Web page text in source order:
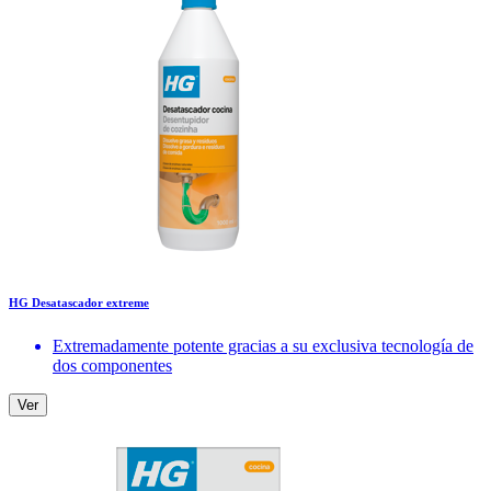
HG Desatascador extreme
Extremadamente potente gracias a su exclusiva tecnología de
dos componentes
Ver